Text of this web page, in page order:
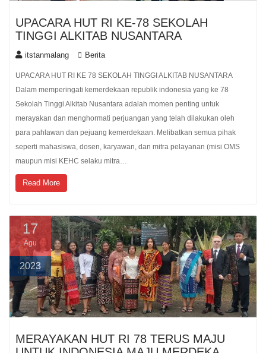
UPACARA HUT RI KE-78 SEKOLAH
TINGGI ALKITAB NUSANTARA
itstanmalang Berita
UPACARA HUT RI KE 78 SEKOLAH TINGGI ALKITAB NUSANTARA
Dalam memperingati kemerdekaan republik indonesia yang ke 78
Sekolah Tinggi Alkitab Nusantara adalah momen penting untuk
merayakan dan menghormati perjuangan yang telah dilakukan oleh
para pahlawan dan pejuang kemerdekaan. Melibatkan semua pihak
seperti mahasiswa, dosen, karyawan, dan mitra pelayanan (misi OMS
maupun misi KEHC selaku mitra…
Read More
17
Agu
2023
MERAYAKAN HUT RI 78 TERUS MAJU